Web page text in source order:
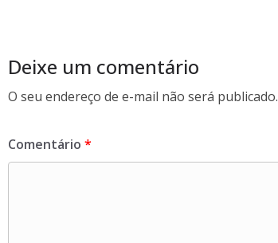
Deixe um comentário
O seu endereço de e-mail não será publicado.
Comentário *